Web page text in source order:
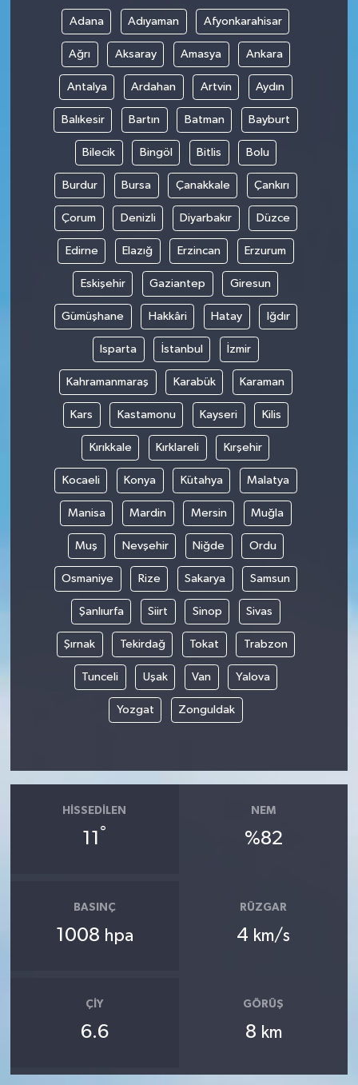
Adana Adıyaman Afyonkarahisar
Ağrı Aksaray Amasya Ankara
Antalya Ardahan Artvin Aydın
Balıkesir Bartın Batman Bayburt
Bilecik Bingöl Bitlis Bolu
Burdur Bursa Çanakkale Çankırı
Çorum Denizli Diyarbakır Düzce
Edirne Elazığ Erzincan Erzurum
Eskişehir Gaziantep Giresun
Gümüşhane Hakkâri Hatay Iğdır
Isparta İstanbul İzmir
Kahramanmaraş Karabük Karaman
Kars Kastamonu Kayseri Kilis
Kırıkkale Kırklareli Kırşehir
Kocaeli Konya Kütahya Malatya
Manisa Mardin Mersin Muğla
Muş Nevşehir Niğde Ordu
Osmaniye Rize Sakarya Samsun
Şanlıurfa Siirt Sinop Sivas
Şırnak Tekirdağ Tokat Trabzon
Tunceli Uşak Van Yalova
Yozgat Zonguldak
HISSEDILEN
11 °
NEM
%82
BASINÇ
1008 hpa
RÜZGAR
4 km/s
ÇIY
6.6
GÖRÜŞ
8 km